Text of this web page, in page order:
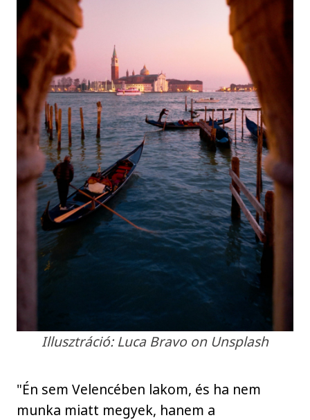
Illusztráció: Luca Bravo on Unsplash
"Én sem Velencében lakom, és ha nem
munka miatt megyek, hanem a